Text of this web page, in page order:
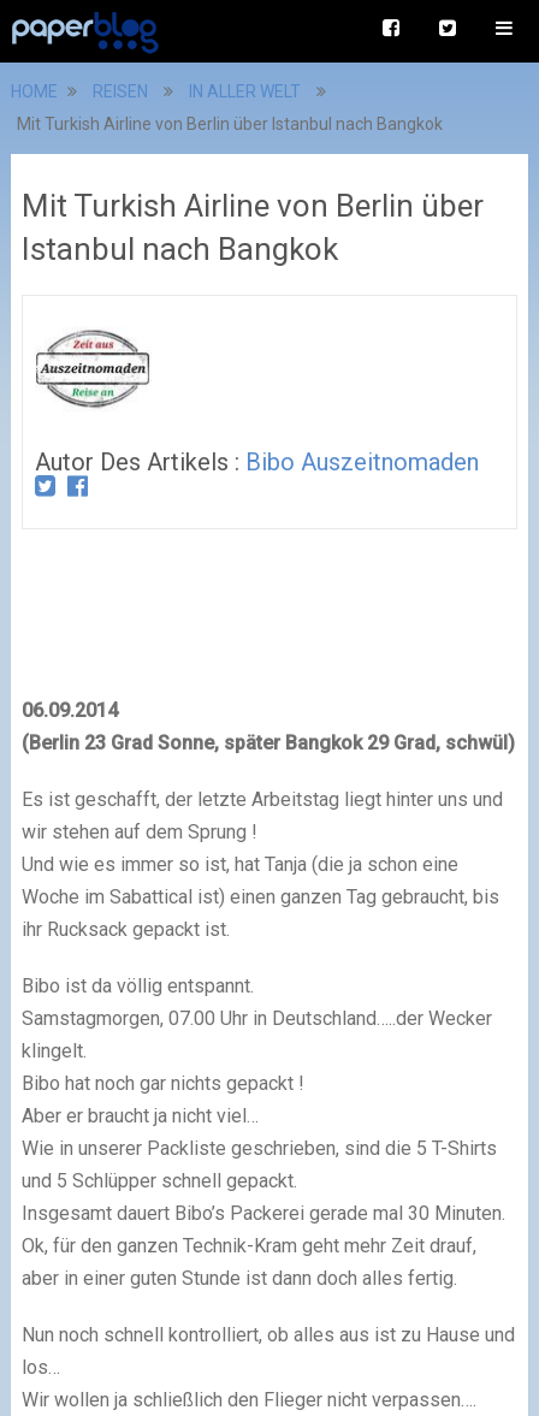
HOME REISEN
IN ALLER WELT
Mit Turkish Airline von Berlin über Istanbul nach Bangkok
Mit Turkish Airline von Berlin über
Istanbul nach Bangkok
Autor Des Artikels : Bibo Auszeitnomaden
06.09.2014
(Berlin23 Grad Sonne, später Bangkok29 Grad, schwül)
Es ist geschafft, der letzte Arbeitstag liegt hinter uns und
wir stehen auf dem Sprung !
Und wie es immer so ist, hat Tanja (die ja schon eine
Woche im Sabattical ist) einen ganzen Tag gebraucht, bis
ihr Rucksack gepackt ist.
Bibo ist da völlig entspannt.
Samstagmorgen, 07.00 Uhr in Deutschland…..der Wecker
klingelt.
Bibo hat noch gar nichts gepackt !
Aber er braucht ja nicht viel…
Wie in unserer Packliste geschrieben, sind die 5 T-Shirts
und 5 Schlüpper schnell gepackt.
Insgesamt dauert Bibo’s Packerei gerade mal 30 Minuten.
Ok, für den ganzen Technik-Kram geht mehr Zeit drauf,
aber in einer guten Stunde ist dann doch alles fertig.
Nun noch schnell kontrolliert, ob alles aus ist zu Hause und
los…
Wir wollen ja schließlich den Flieger nicht verpassen….